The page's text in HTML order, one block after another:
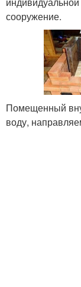
сооружение.
Помещенный
воду,